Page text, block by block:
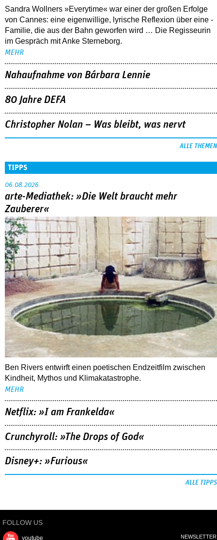
Sandra Wollners »Everytime« war einer der großen Erfolge
von Cannes: eine eigenwillige, lyrische Reflexion über eine ­
Familie, die aus der Bahn geworfen wird … Die Regisseurin
im Gespräch mit Anke Sterneborg.
MEHR
Nahaufnahme von Bárbara Lennie
80 Jahre DEFA
Christopher Nolan – Was bleibt, was nervt
ALLE THEMEN
TIPPS
06.08.2026
arte-Mediathek: »Die Welt braucht mehr
Zauberer«
Ben Rivers entwirft einen poetischen Endzeitfilm zwischen
Kindheit, Mythos und Klimakatastrophe.
MEHR
Netflix: »I am Frankelda«
Crunchyroll: »The Drops of God«
Disney+: »Furious«
ALLE TIPPS
FOLLOW US
youtube NEWSLETTER